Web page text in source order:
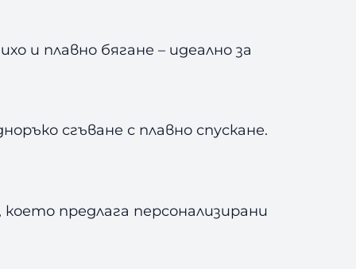
и плавно бягане – идеално за
сгъване с плавно спускане.
предлага персонализирани